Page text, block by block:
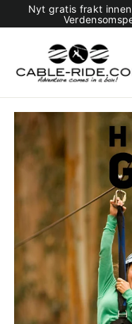
innhold
Nyt gratis frakt